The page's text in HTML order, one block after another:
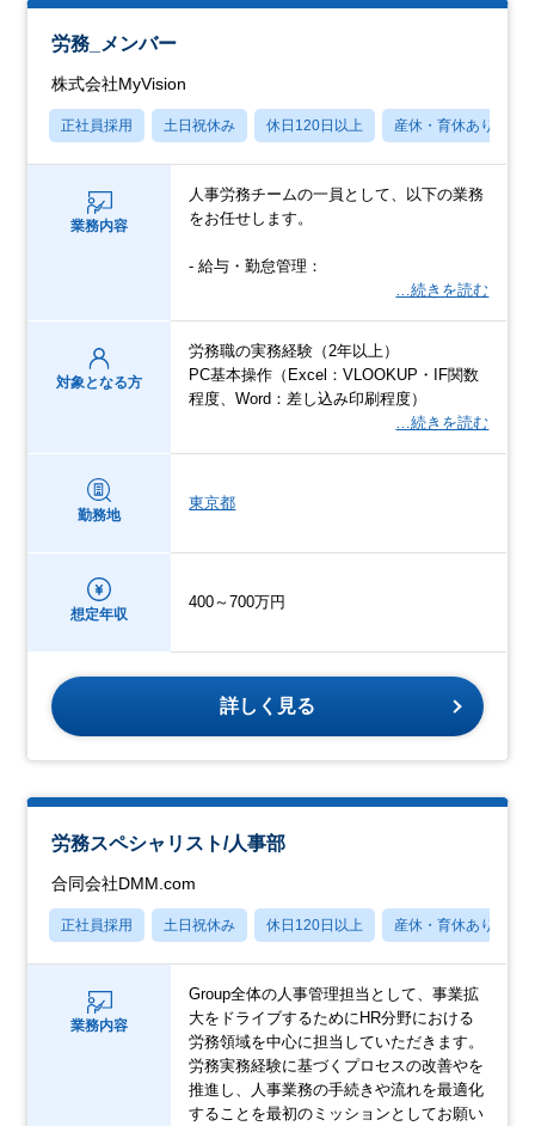
労務_メンバー
株式会社MyVision
正社員採用 土日祝休み 休日120日以上 産休・育休あり
業務内容
人事労務チームの一員として、以下の業務
をお任せします。
- 給与・勤怠管理：
…続きを読む
対象となる方
労務職の実務経験（2年以上）
PC基本操作（Excel：VLOOKUP・IF関数
程度、Word：差し込み印刷程度）
…続きを読む
勤務地
東京都
想定年収
400～700万円
詳しく見る
労務スペシャリスト/人事部
合同会社DMM.com
正社員採用 土日祝休み 休日120日以上 産休・育休あり
業務内容
Group全体の人事管理担当として、事業拡
大をドライブするためにHR分野における
労務領域を中心に担当していただきます。
労務実務経験に基づくプロセスの改善やを
推進し、人事業務の手続きや流れを最適化
することを最初のミッションとしてお願い